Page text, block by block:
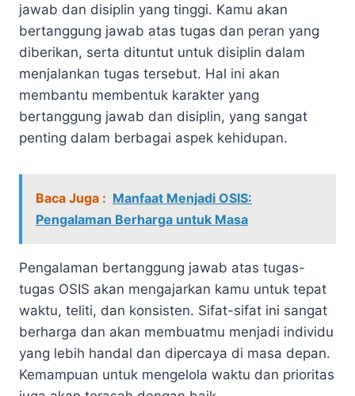
jawab dan disiplin yang tinggi. Kamu akan
bertanggung jawab atas tugas dan peran yang
diberikan, serta dituntut untuk disiplin dalam
menjalankan tugas tersebut. Hal ini akan
membantu membentuk karakter yang
bertanggung jawab dan disiplin, yang sangat
penting dalam berbagai aspek kehidupan.
Baca Juga : Manfaat Menjadi OSIS:
Pengalaman Berharga untuk Masa
Pengalaman bertanggung jawab atas tugas-
tugas OSIS akan mengajarkan kamu untuk tepat
waktu, teliti, dan konsisten. Sifat-sifat ini sangat
berharga dan akan membuatmu menjadi individu
yang lebih handal dan dipercaya di masa depan.
Kemampuan untuk mengelola waktu dan prioritas